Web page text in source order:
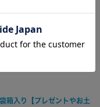
入り【プレゼントやお土